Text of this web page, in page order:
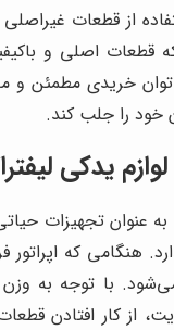
از قطعات
که قطعات اصلی و
خریدی مطمئن و
را جلب کند.
یدکی
به عنوان تجهیزات
هنگامی که
با توجه به وزن
از کار افتادن